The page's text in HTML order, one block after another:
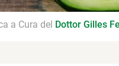
a Cura del Dottor Gilles